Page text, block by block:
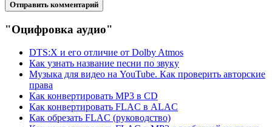
"Оцифровка аудио"
DTS:X и его отличие от Dolby Atmos
Как узнать название песни по звуку
Музыка для видео на YouTube. Как проверить авторские
права
Как конвертировать MP3 в CD
Как конвертировать FLAC в ALAC
Как обрезать FLAC (руководство)